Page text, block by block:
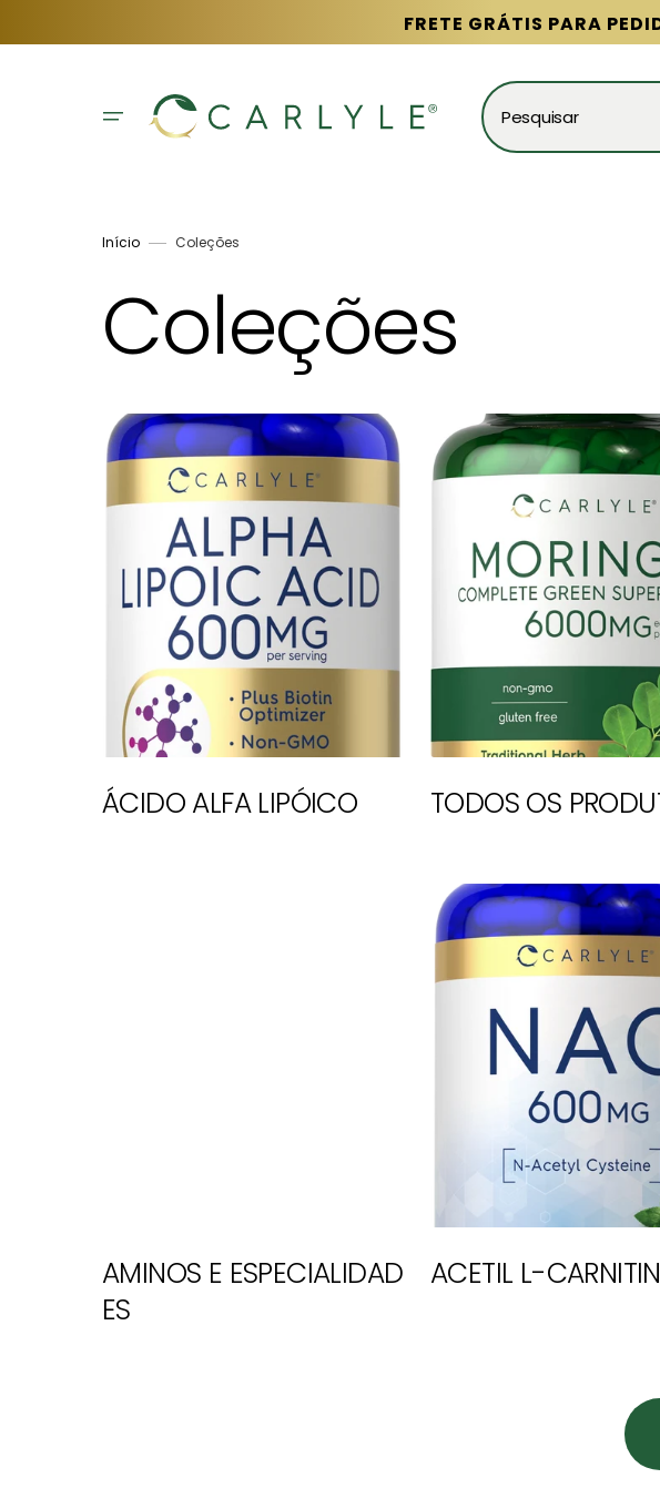
o
FRETE GRÁTIS PARA
Pesquisar
Início Coleções
Coleções
ÁCIDO ALFA LIPÓICO TODOS OS
AMINOS E ESPECIALIDAD
ES
ACETIL L-